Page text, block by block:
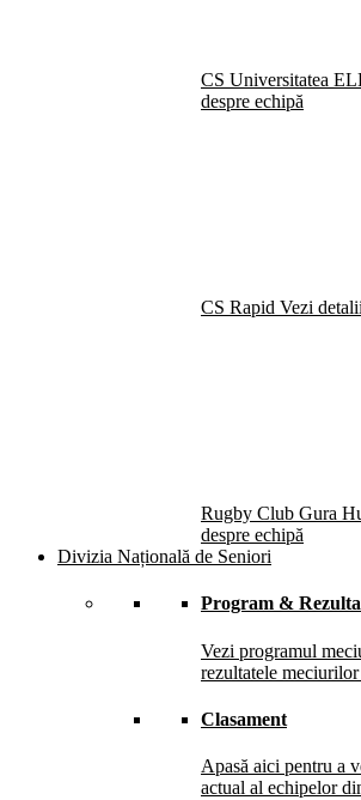
CS Universitatea
despre echipă
CS Rapid Vezi
Rugby Club Gura
despre echipă
Divizia Națională de Seniori
Program &
Vezi programul
rezultatele meciurilor
Clasament
Apasă aici pentru a
actual al echipelor